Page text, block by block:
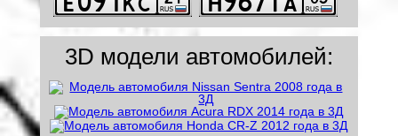
3D модели автомобилей: